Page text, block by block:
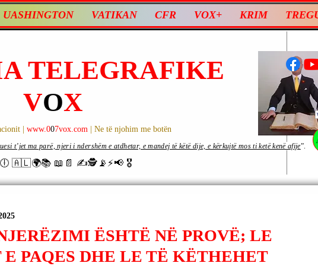
UASHINGTON VATIKAN CFR VOX+ KRIM
TELEGRAFIKE
VOX
| www.007vox.com | Ne të njohim me botën
🕕 🇦🇱🌍📚 📖📄 ✍🕵️📡⚡️📢 🎖
t’jet ma parë, njeri i ndershëm e atdhetar, e mandej të këtë dije, e kërkujtë mos ti ketë kenë afije”.
ËSHTË NË PROVË; LE
PAQES DHE LE TË KËTHEHET